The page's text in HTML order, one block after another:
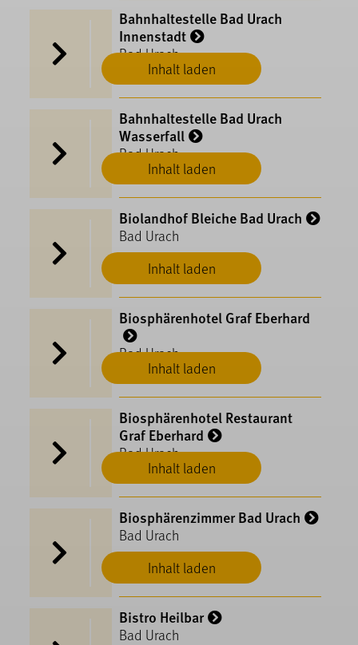
Inhalt laden
Bahnhaltestelle Bad Urach
Innenstadt
Bad Urach
Inhalt laden
Bahnhaltestelle Bad Urach
Wasserfall
Bad Urach
Inhalt laden
Biolandhof Bleiche Bad Urach
Bad Urach
Inhalt laden
Biosphärenhotel Graf Eberhard
Bad Urach
Inhalt laden
Biosphärenhotel Restaurant
Graf Eberhard
Bad Urach
Inhalt laden
Biosphärenzimmer Bad Urach
Bad Urach
Bistro Heilbar
Bad Urach